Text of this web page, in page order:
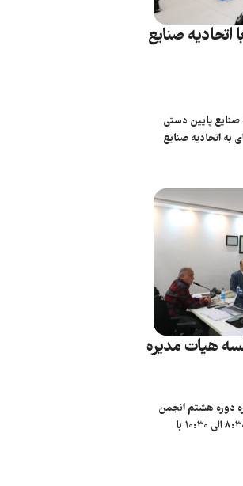
صنایع
پایین دستی
1405 جلسه ای به اتحادیه صنایع
هیات مدیره
دوره هشتم انجمن
روز شنبه 16 خرداد از ساعت ۸:۳۰ الی ۱۰:۳۰ با